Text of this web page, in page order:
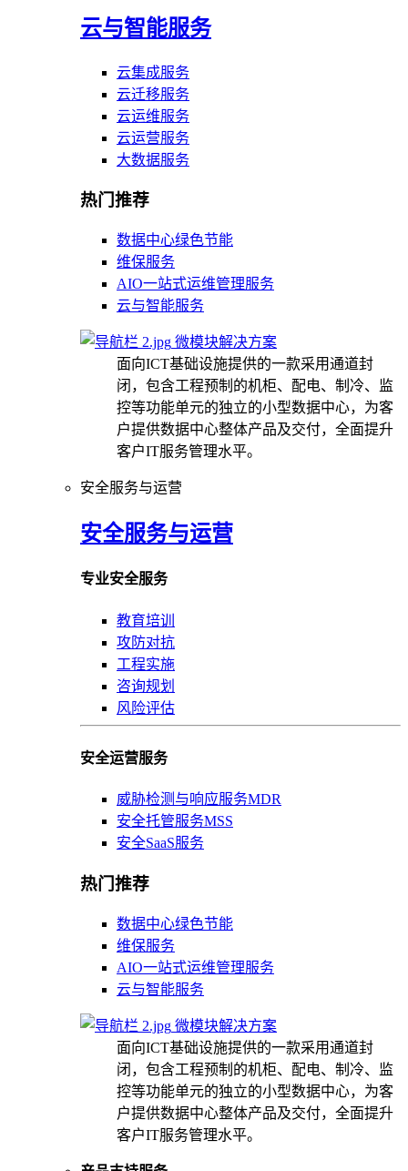
云与智能服务
云集成服务
云迁移服务
云运维服务
云运营服务
大数据服务
热门推荐
数据中心绿色节能
维保服务
AIO一站式运维管理服务
云与智能服务
微模块解决方案
面向ICT基础设施提供的一款采用通道封
闭，包含工程预制的机柜、配电、制冷、监
控等功能单元的独立的小型数据中心，为客
户提供数据中心整体产品及交付，全面提升
客户IT服务管理水平。
安全服务与运营
安全服务与运营
专业安全服务
教育培训
攻防对抗
工程实施
咨询规划
风险评估
安全运营服务
威胁检测与响应服务MDR
安全托管服务MSS
安全SaaS服务
热门推荐
数据中心绿色节能
维保服务
AIO一站式运维管理服务
云与智能服务
微模块解决方案
面向ICT基础设施提供的一款采用通道封
闭，包含工程预制的机柜、配电、制冷、监
控等功能单元的独立的小型数据中心，为客
户提供数据中心整体产品及交付，全面提升
客户IT服务管理水平。